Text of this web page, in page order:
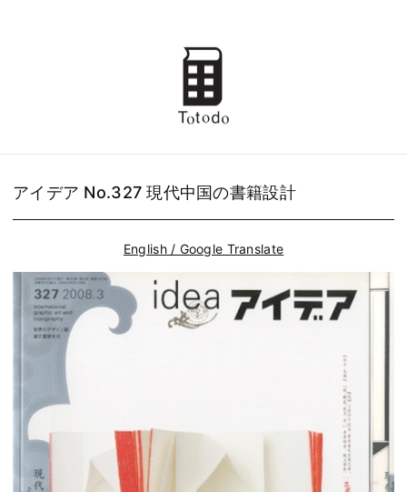
アイデア No.327 現代中国の書籍設計
English / Google Translate